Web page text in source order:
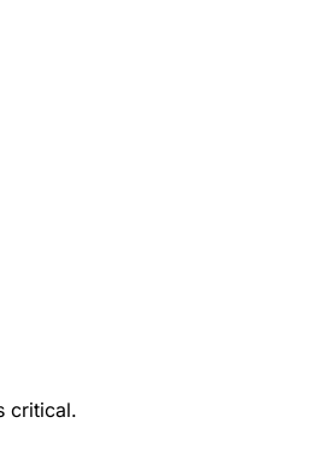
critical.